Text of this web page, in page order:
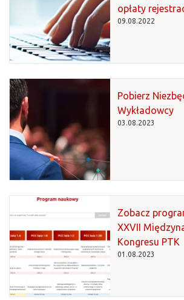
opłaty
09.08.2022
Pobierz
Wykładowcy
03.08.2023
Zobacz
XXVII
Kongresu PTK
01.08.2023